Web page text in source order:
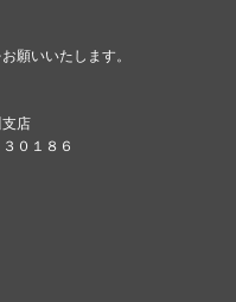
願いいたします。
店
０１８６